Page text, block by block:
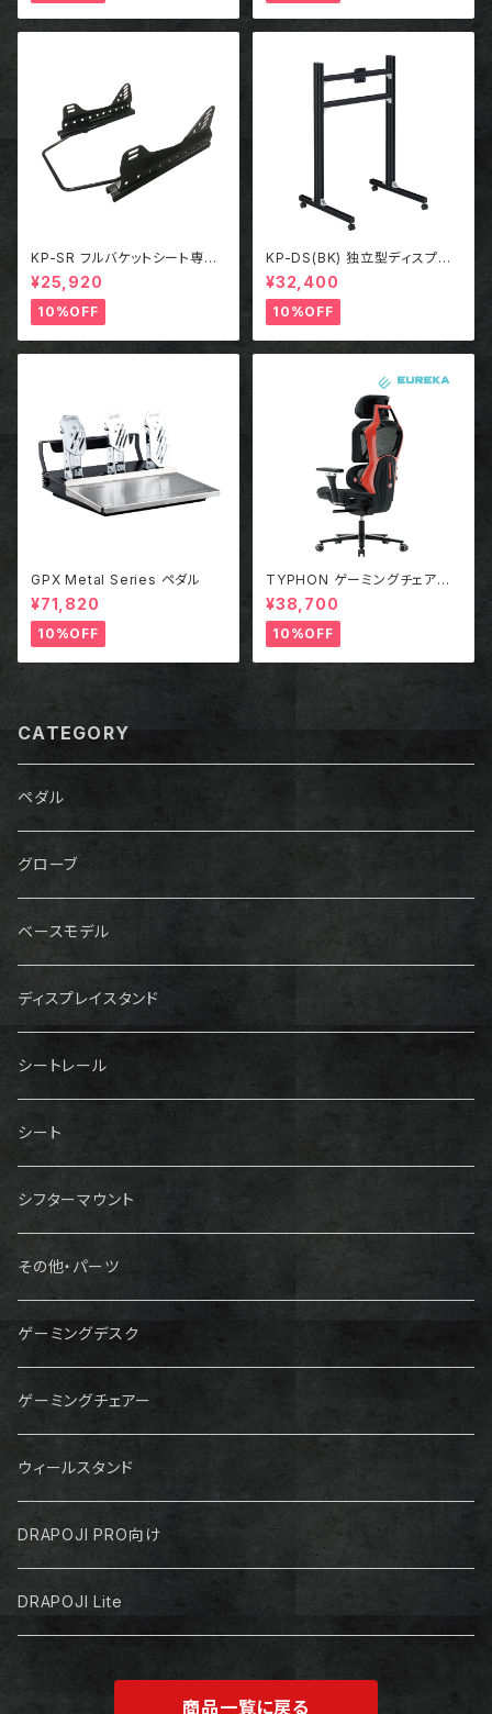
KP-SR フルバケットシート専用
シートレール＋サイドステー
¥25,920
10%OFF
KP-DS(BK) 独立型ディスプレ
イスタンド ブラック
¥32,400
10%OFF
GPX Metal Series ペダル
¥71,820
10%OFF
TYPHON ゲーミングチェアー
RED
¥38,700
10%OFF
CATEGORY
ペダル
グローブ
ベースモデル
ディスプレイスタンド
シートレール
シート
シフターマウント
その他・パーツ
ゲーミングデスク
ゲーミングチェアー
ウィールスタンド
DRAPOJI PRO向け
DRAPOJI Lite
商品一覧に戻る